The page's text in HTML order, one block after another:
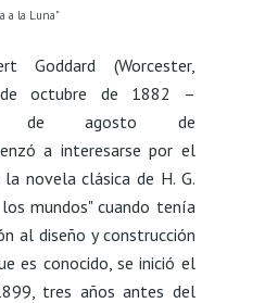
a la Luna"
Goddard (Worcester,
de octubre de 1882 –
de agosto de
a interesarse por el
novela clásica de H. G.
mundos" cuando tenía
al diseño y construcción
es conocido, se inició el
tres años antes del